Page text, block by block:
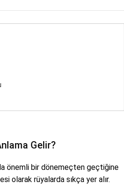
Gelir?
önemli bir dönemeçten geçtiğine
olarak rüyalarda sıkça yer alır.